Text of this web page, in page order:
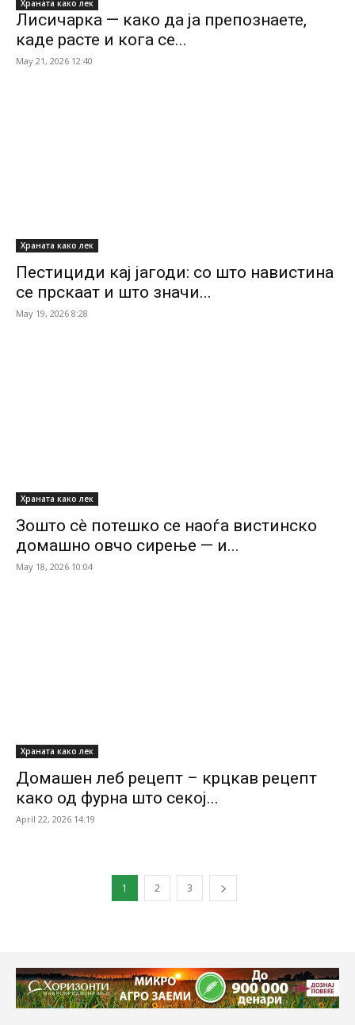
Храната како лек
Лисичарка — како да ја препознаете,
каде расте и кога се...
May 21, 2026 12:40
Храната како лек
Пестициди кај јагоди: со што навистина
се прскаат и што значи...
May 19, 2026 8:28
Храната како лек
Зошто сè потешко се наоѓа вистинско
домашно овчо сирење — и...
May 18, 2026 10:04
Храната како лек
Домашен леб рецепт – крцкав рецепт
како од фурна што секој...
April 22, 2026 14:19
1 2 3